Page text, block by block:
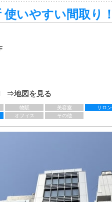
いやすい間取り！
地図を見る
物販 美容室
サロン
オフィス その他